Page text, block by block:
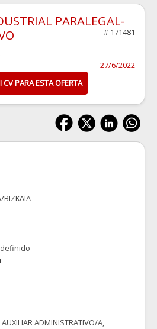
PARALEGAL-
# 171481
27/6/2022
CV PARA ESTA OFERTA
BIZKAIA
ADMINISTRATIVO/A,